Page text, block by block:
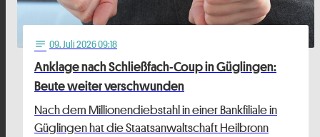
notes 09. Juli 2026 09:18
Anklage nach Schließfach-Coup in Güglingen:
Beute weiter verschwunden
Nach dem Millionendiebstahl in einer Bankfiliale in
Güglingen hat die Staatsanwaltschaft Heilbronn